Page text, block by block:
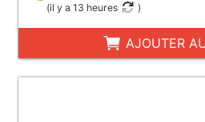
(il y a 13 heures )
AJOUTER